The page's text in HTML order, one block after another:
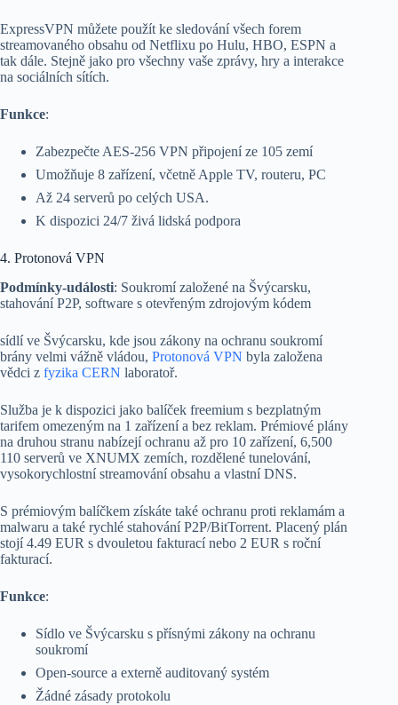
ExpressVPN můžete použít ke sledování všech forem
streamovaného obsahu od Netflixu po Hulu, HBO, ESPN a
tak dále. Stejně jako pro všechny vaše zprávy, hry a interakce
na sociálních sítích.
Funkce:
Zabezpečte AES-256 VPN připojení ze 105 zemí
Umožňuje 8 zařízení, včetně Apple TV, routeru, PC
Až 24 serverů po celých USA.
K dispozici 24/7 živá lidská podpora
4. Protonová VPN
Podmínky-události: Soukromí založené na Švýcarsku,
stahování P2P, software s otevřeným zdrojovým kódem
sídlí ve Švýcarsku, kde jsou zákony na ochranu soukromí
brány velmi vážně vládou, Protonová VPN byla založena
vědci z fyzika CERN laboratoř.
Služba je k dispozici jako balíček freemium s bezplatným
tarifem omezeným na 1 zařízení a bez reklam. Prémiové plány
na druhou stranu nabízejí ochranu až pro 10 zařízení, 6,500
110 serverů ve XNUMX zemích, rozdělené tunelování,
vysokorychlostní streamování obsahu a vlastní DNS.
S prémiovým balíčkem získáte také ochranu proti reklamám a
malwaru a také rychlé stahování P2P/BitTorrent. Placený plán
stojí 4.49 EUR s dvouletou fakturací nebo 2 EUR s roční
fakturací.
Funkce:
Sídlo ve Švýcarsku s přísnými zákony na ochranu
soukromí
Open-source a externě auditovaný systém
Žádné zásady protokolu